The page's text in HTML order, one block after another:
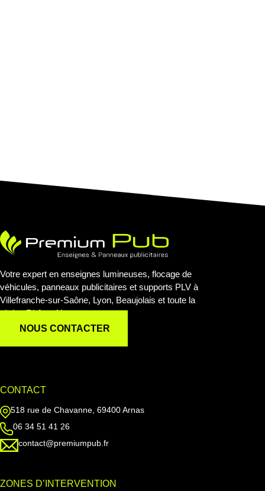
Votre expert en enseignes lumineuses, flocage de
véhicules, panneaux publicitaires et supports PLV à
Villefranche-sur-Saône, Lyon, Beaujolais et toute la
région Rhône-Alpes.
NOUS CONTACTER
CONTACT
518 rue de Chavanne, 69400 Arnas
06 34 51 41 26
contact@premiumpub.fr
ZONES D’INTERVENTION